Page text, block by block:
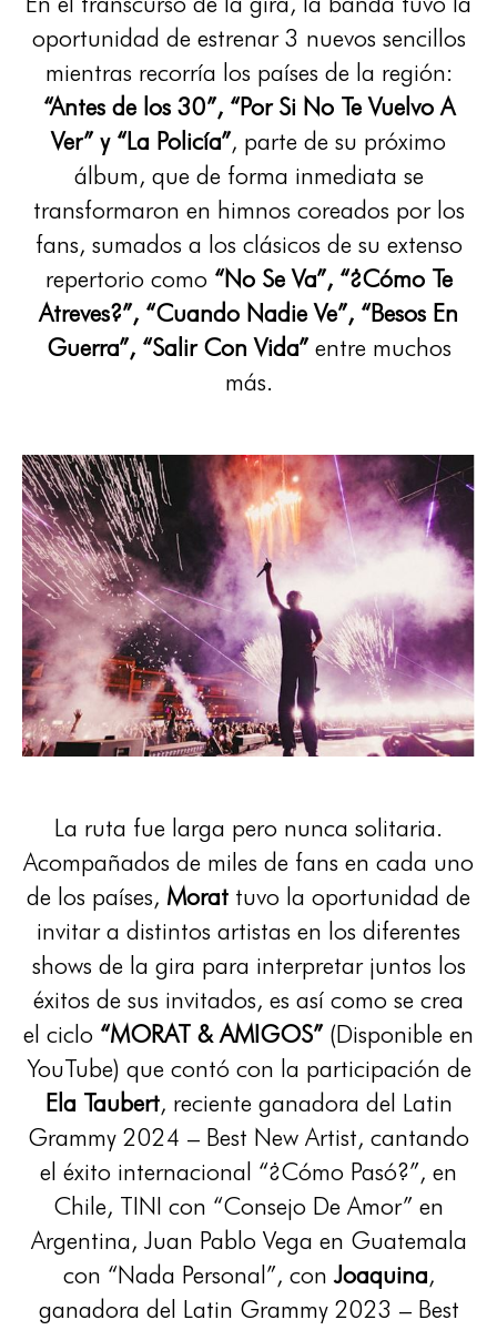
oportunidad de estrenar 3 nuevos sencillos
mientras recorría los países de la región:
“Antes de los 30”, “Por Si No Te Vuelvo A
Ver” y “La Policía”, parte de su próximo
álbum, que de forma inmediata se
transformaron en himnos coreados por los
fans, sumados a los clásicos de su extenso
repertorio como “No Se Va”, “¿Cómo Te
Atreves?”, “Cuando Nadie Ve”, “Besos En
Guerra”, “Salir Con Vida”entre muchos
más.
La ruta fue larga pero nunca solitaria.
Acompañados de miles de fans en cada uno
de los países, Morat tuvo la oportunidad de
invitar a distintos artistas en los diferentes
shows de la gira para interpretar juntos los
éxitos de sus invitados, es así como se crea
el ciclo “MORAT & AMIGOS”(Disponible en
YouTube) que contó con la participación de
Ela Taubert, reciente ganadora del Latin
Grammy 2024 – Best New Artist, cantando
el éxito internacional “¿Cómo Pasó?”, en
Chile, TINI con “Consejo De Amor” en
Argentina, Juan Pablo Vega en Guatemala
con “Nada Personal”, con Joaquina,
ganadora del Latin Grammy 2023 – Best